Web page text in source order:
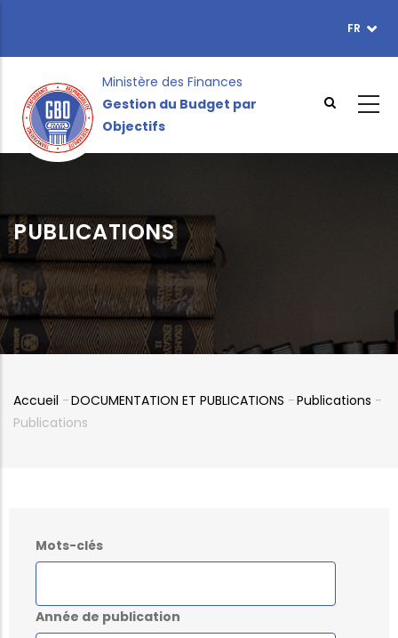
contenu
FR
Ministère des Finances
Gestion du Budget par
Objectifs
PUBLICATIONS
Fil
Accueil -DOCUMENTATION ET PUBLICATIONS -Publications -
Publications
Mots-clés
Année de publication